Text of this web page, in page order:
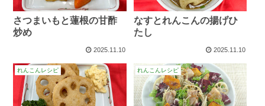
さつまいもと蓮根の甘酢
炒め
2025.11.10
なすとれんこんの揚げひ
たし
2025.11.10
れんこんレシピ れんこんレシピ